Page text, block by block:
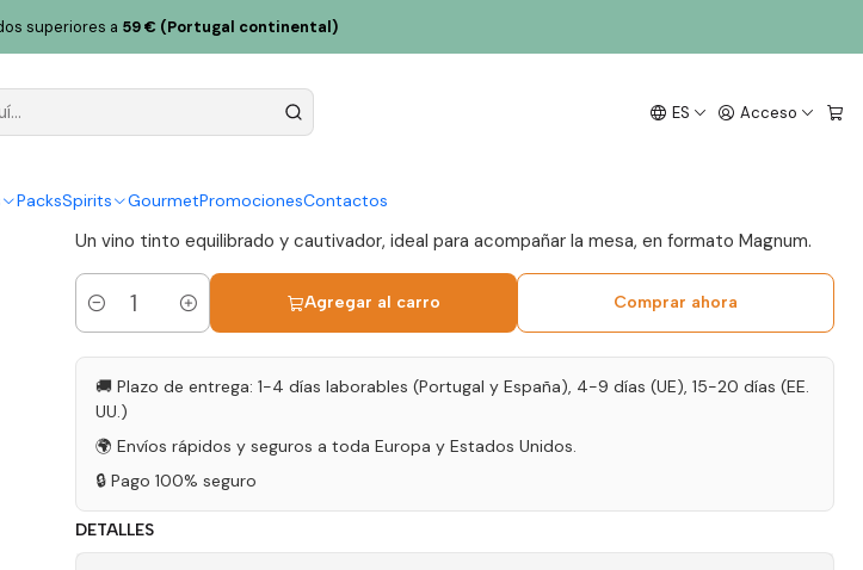
ES Acceso
PacksSpirits GourmetPromocionesContactos
superiores a 59 € (Portugal continental)
2015 Bairrada Tinto 1,5L
Sidónio de Sousa Vinho D'Autor
|
Un vino tinto equilibrado y cautivador, ideal para acompañar la mesa, en formato Magnum.
Cantidad
Agregar al carro Comprar ahora
🚚 Plazo de entrega: 1-4 días laborables (Portugal y España), 4-9 días (UE), 15-20 días (EE.
UU.)
🌍 Envíos rápidos y seguros a toda Europa y Estados Unidos.
🔒 Pago 100% seguro
DETALLES